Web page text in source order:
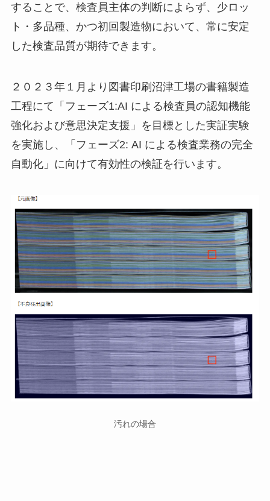
することで、検査員主体の判断によらず、少ロッ
ト・多品種、かつ初回製造物において、常に安定
した検査品質が期待できます。
２０２３年１月より図書印刷沼津工場の書籍製造
工程にて「フェーズ1:AI による検査員の認知機能
強化および意思決定支援」を目標とした実証実験
を実施し、「フェーズ2: AI による検査業務の完全
自動化」に向けて有効性の検証を行います。
汚れの場合